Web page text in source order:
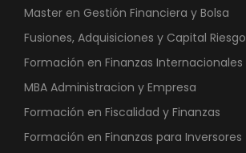
Master en Gestión Financiera y Bolsa
Fusiones, Adquisiciones y Capital Riesgo
Formación en Finanzas Internacionales
MBA Administracion y Empresa
Formación en Fiscalidad y Finanzas
Formación en Finanzas para Inversores